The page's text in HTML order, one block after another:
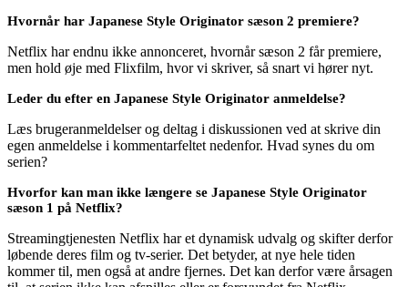
Hvornår har Japanese Style Originator sæson 2 premiere?
Netflix har endnu ikke annonceret, hvornår sæson 2 får premiere,
men hold øje med Flixfilm, hvor vi skriver, så snart vi hører nyt.
Leder du efter en Japanese Style Originator anmeldelse?
Læs brugeranmeldelser og deltag i diskussionen ved at skrive din
egen anmeldelse i kommentarfeltet nedenfor. Hvad synes du om
serien?
Hvorfor kan man ikke længere se Japanese Style Originator
sæson 1 på Netflix?
Streamingtjenesten Netflix har et dynamisk udvalg og skifter derfor
løbende deres film og tv-serier. Det betyder, at nye hele tiden
kommer til, men også at andre fjernes. Det kan derfor være årsagen